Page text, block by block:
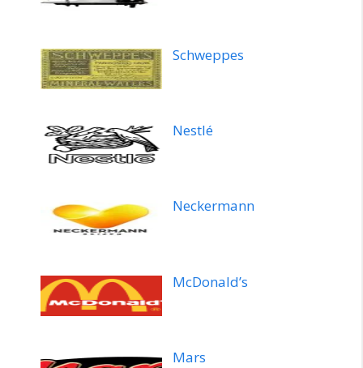
Schweppes
Nestlé
Neckermann
McDonald’s
Mars